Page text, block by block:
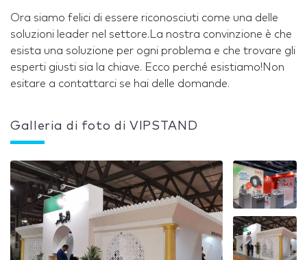
Ora siamo felici di essere riconosciuti come una delle
soluzioni leader nel settore.La nostra convinzione è che
esista una soluzione per ogni problema e che trovare gli
esperti giusti sia la chiave. Ecco perché esistiamo!Non
esitare a contattarci se hai delle domande.
Galleria di foto di VIPSTAND